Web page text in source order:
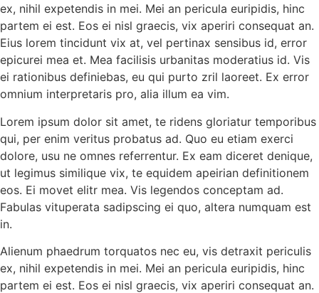
ex, nihil expetendis in mei. Mei an pericula euripidis, hinc
partem ei est. Eos ei nisl graecis, vix aperiri consequat an.
Eius lorem tincidunt vix at, vel pertinax sensibus id, error
epicurei mea et. Mea facilisis urbanitas moderatius id. Vis
ei rationibus definiebas, eu qui purto zril laoreet. Ex error
omnium interpretaris pro, alia illum ea vim.
Lorem ipsum dolor sit amet, te ridens gloriatur temporibus
qui, per enim veritus probatus ad. Quo eu etiam exerci
dolore, usu ne omnes referrentur. Ex eam diceret denique,
ut legimus similique vix, te equidem apeirian definitionem
eos. Ei movet elitr mea. Vis legendos conceptam ad.
Fabulas vituperata sadipscing ei quo, altera numquam est
in.
Alienum phaedrum torquatos nec eu, vis detraxit periculis
ex, nihil expetendis in mei. Mei an pericula euripidis, hinc
partem ei est. Eos ei nisl graecis, vix aperiri consequat an.